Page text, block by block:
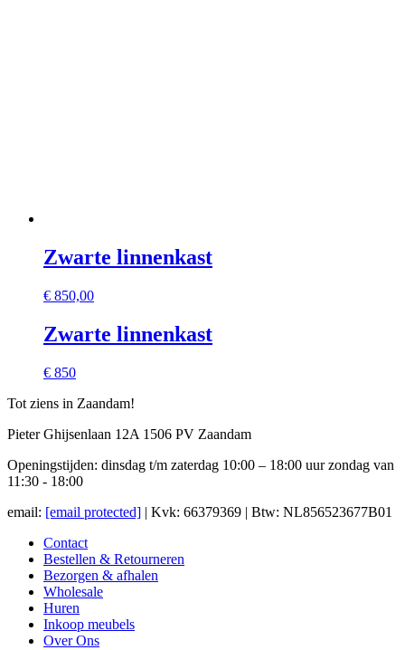
Zwarte linnenkast
€ 850,00
Zwarte linnenkast
€ 850
Tot ziens in Zaandam!
Pieter Ghijsenlaan 12A 1506 PV Zaandam
Openingstijden: dinsdag t/m zaterdag 10:00 – 18:00 uur zondag van
11:30 - 18:00
email: [email protected] | Kvk: 66379369 | Btw: NL856523677B01
Contact
Bestellen & Retourneren
Bezorgen & afhalen
Wholesale
Huren
Inkoop meubels
Over Ons